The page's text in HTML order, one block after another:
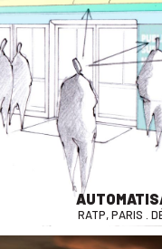
RATP, PARIS .